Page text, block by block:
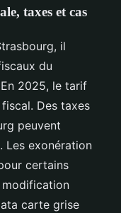
taxes et cas
il
du
2025, le tarif
Des taxes
peuvent
Les exonération
certains
carte grise